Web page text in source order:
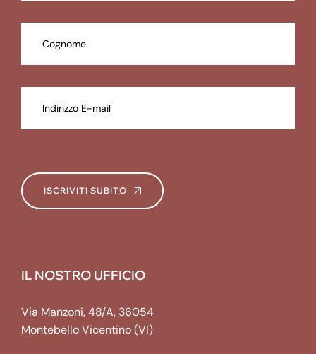
ISCRIVITI SUBITO
IL NOSTRO UFFICIO
Via Manzoni, 48/A, 36054
Montebello Vicentino (VI)